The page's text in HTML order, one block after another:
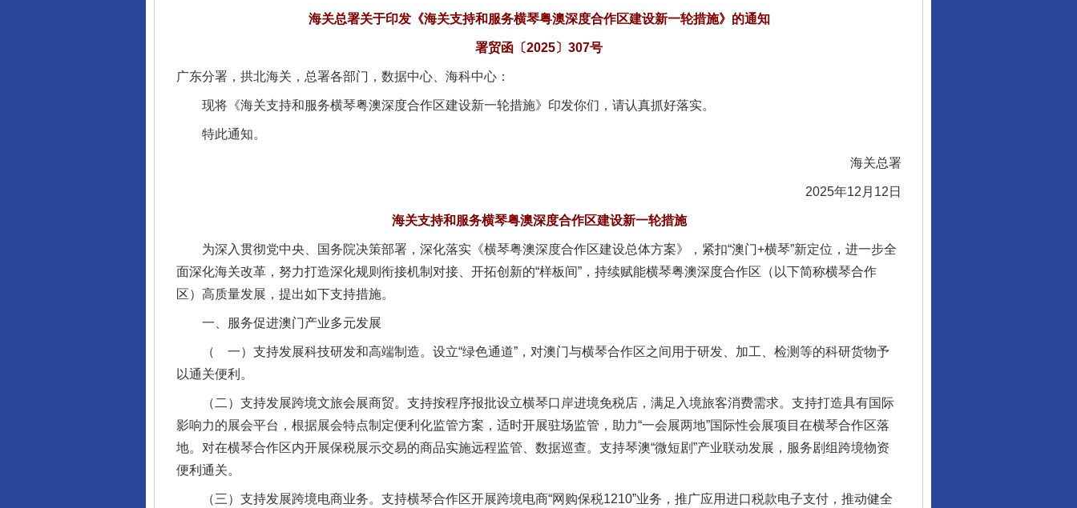
海关总署关于印发《海关支持和服务横琴粤澳深度合作区建设新一轮措施》的通知
署贸函〔2025〕307号
广东分署，拱北海关，总署各部门，数据中心、海科中心：
现将《海关支持和服务横琴粤澳深度合作区建设新一轮措施》印发你们，请认真抓好落实。
特此通知。
海关总署
2025年12月12日
海关支持和服务横琴粤澳深度合作区建设新一轮措施
为深入贯彻党中央、国务院决策部署，深化落实《横琴粤澳深度合作区建设总体方案》，紧扣“澳门+横琴”新定位，进一步全
面深化海关改革，努力打造深化规则衔接机制对接、开拓创新的“样板间”，持续赋能横琴粤澳深度合作区（以下简称横琴合作
区）高质量发展，提出如下支持措施。
一、服务促进澳门产业多元发展
（ 一）支持发展科技研发和高端制造。设立“绿色通道”，对澳门与横琴合作区之间用于研发、加工、检测等的科研货物予
以通关便利。
（二）支持发展跨境文旅会展商贸。支持按程序报批设立横琴口岸进境免税店，满足入境旅客消费需求。支持打造具有国际
影响力的展会平台，根据展会特点制定便利化监管方案，适时开展驻场监管，助力“一会展两地”国际性会展项目在横琴合作区落
地。对在横琴合作区内开展保税展示交易的商品实施远程监管、数据巡查。支持琴澳“微短剧”产业联动发展，服务剧组跨境物资
便利通关。
（三）支持发展跨境电商业务。支持横琴合作区开展跨境电商“网购保税1210”业务，推广应用进口税款电子支付，推动健全